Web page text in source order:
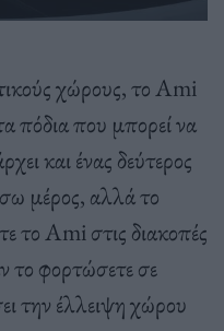
χώρους, το Ami
πόδια που μπορεί να
και ένας δεύτερος
μέρος, αλλά το
το Ami στις διακοπές
το φορτώσετε σε
την έλλειψη χώρου